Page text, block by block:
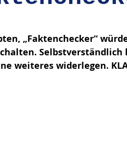
„Faktenchecker“
Selbstverständlich
weiteres widerlegen.